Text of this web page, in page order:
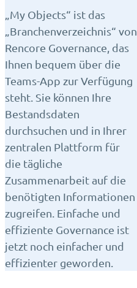
„My Objects“ ist das
„Branchenverzeichnis“ von
Rencore Governance, das
Ihnen bequem über die
Teams-App zur Verfügung
steht. Sie können Ihre
Bestandsdaten
durchsuchen und in Ihrer
zentralen Plattform für
die tägliche
Zusammenarbeit auf die
benötigten Informationen
zugreifen. Einfache und
effiziente Governance ist
jetzt noch einfacher und
effizienter geworden.